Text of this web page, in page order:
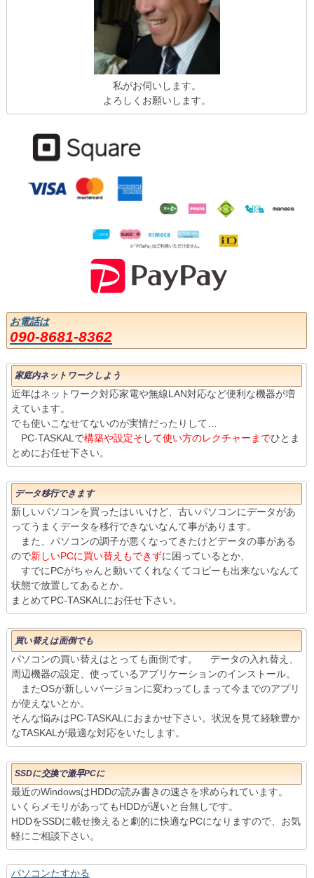
私がお伺いします。
よろしくお願いします。
お電話は
090-8681-8362
家庭内ネットワークしよう
近年はネットワーク対応家電や無線LAN対応など便利な機器が増
えています。
でも使いこなせてないのが実情だったりして…
PC-TASKALで構築や設定そして使い方のレクチャーまでひとま
とめにお任せ下さい。
データ移行できます
新しいパソコンを買ったはいいけど、古いパソコンにデータがあ
ってうまくデータを移行できないなんて事があります。
また、パソコンの調子が悪くなってきたけどデータの事がある
ので新しいPCに買い替えもできずに困っているとか、
すでにPCがちゃんと動いてくれなくてコピーも出来ないなんて
状態で放置してあるとか。
まとめてPC-TASKALにお任せ下さい。
買い替えは面倒でも
パソコンの買い替えはとっても面倒です。 データの入れ替え、
周辺機器の設定、使っているアプリケーションのインストール。
またOSが新しいバージョンに変わってしまって今までのアプリ
が使えないとか。
そんな悩みはPC-TASKALにおまかせ下さい。状況を見て経験豊か
なTASKALが最適な対応をいたします。
SSDに交換で激早PCに
最近のWindowsはHDDの読み書きの速さを求められています。
いくらメモリがあってもHDDが遅いと台無しです。
HDDをSSDに載せ換えると劇的に快適なPCになりますので、お気
軽にご相談下さい。
パソコンたすかる